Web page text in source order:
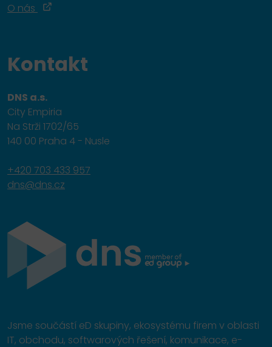
O nás
Kontakt
DNS a.s.
City Empiria
Na Strži 1702/65
140 00 Praha 4 - Nusle
+420 703 433 957
dns@dns.cz
Jsme součástí eD skupiny, ekosystému firem v oblasti
IT, obchodu, softwarových řešení, komunikace, e-